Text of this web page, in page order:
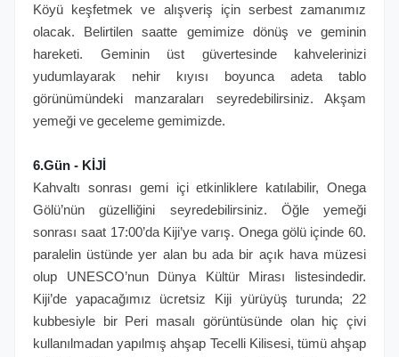
Köyü keşfetmek ve alışveriş için serbest zamanımız
olacak. Belirtilen saatte gemimize dönüş ve geminin
hareketi. Geminin üst güvertesinde kahvelerinizi
yudumlayarak nehir kıyısı boyunca adeta tablo
görünümündeki manzaraları seyredebilirsiniz. Akşam
yemeği ve geceleme gemimizde.
6.Gün - KİJİ
Kahvaltı sonrası gemi içi etkinliklere katılabilir, Onega
Gölü’nün güzelliğini seyredebilirsiniz. Öğle yemeği
sonrası saat 17:00’da Kiji’ye varış. Onega gölü içinde 60.
paralelin üstünde yer alan bu ada bir açık hava müzesi
olup UNESCO’nun Dünya Kültür Mirası listesindedir.
Kiji’de yapacağımız ücretsiz Kiji yürüyüş turunda; 22
kubbesiyle bir Peri masalı görüntüsünde olan hiç çivi
kullanılmadan yapılmış ahşap Tecelli Kilisesi, tümü ahşap